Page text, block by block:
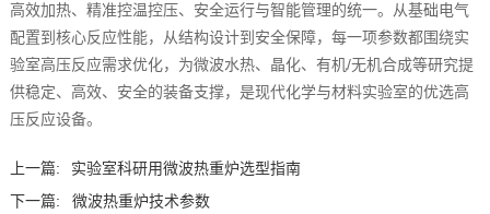
高效加热、精准控温控压、安全运行与智能管理的统一。从基础电气
配置到核心反应性能，从结构设计到安全保障，每一项参数都围绕实
验室高压反应需求优化，为微波水热、晶化、有机/无机合成等研究提
供稳定、高效、安全的装备支撑，是现代化学与材料实验室的优选高
压反应设备。
上一篇:
实验室科研用微波热重炉选型指南
下一篇:
微波热重炉技术参数